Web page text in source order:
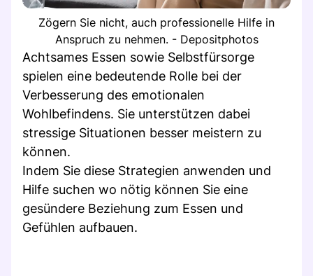
Zögern Sie nicht, auch professionelle Hilfe in
Anspruch zu nehmen. - Depositphotos
Achtsames Essen sowie Selbstfürsorge
spielen eine bedeutende Rolle bei der
Verbesserung des emotionalen
Wohlbefindens. Sie unterstützen dabei
stressige Situationen besser meistern zu
können.
Indem Sie diese Strategien anwenden und
Hilfe suchen wo nötig können Sie eine
gesündere Beziehung zum Essen und
Gefühlen aufbauen.